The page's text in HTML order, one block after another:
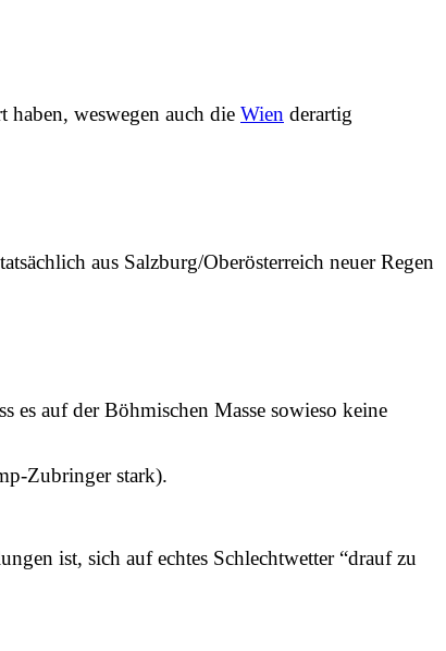
weswegen auch die Wien derartig
aus Salzburg/Oberösterreich neuer Regen
es auf der Böhmischen Masse sowieso keine
Zubringer stark).
ist, sich auf echtes Schlechtwetter “drauf zu